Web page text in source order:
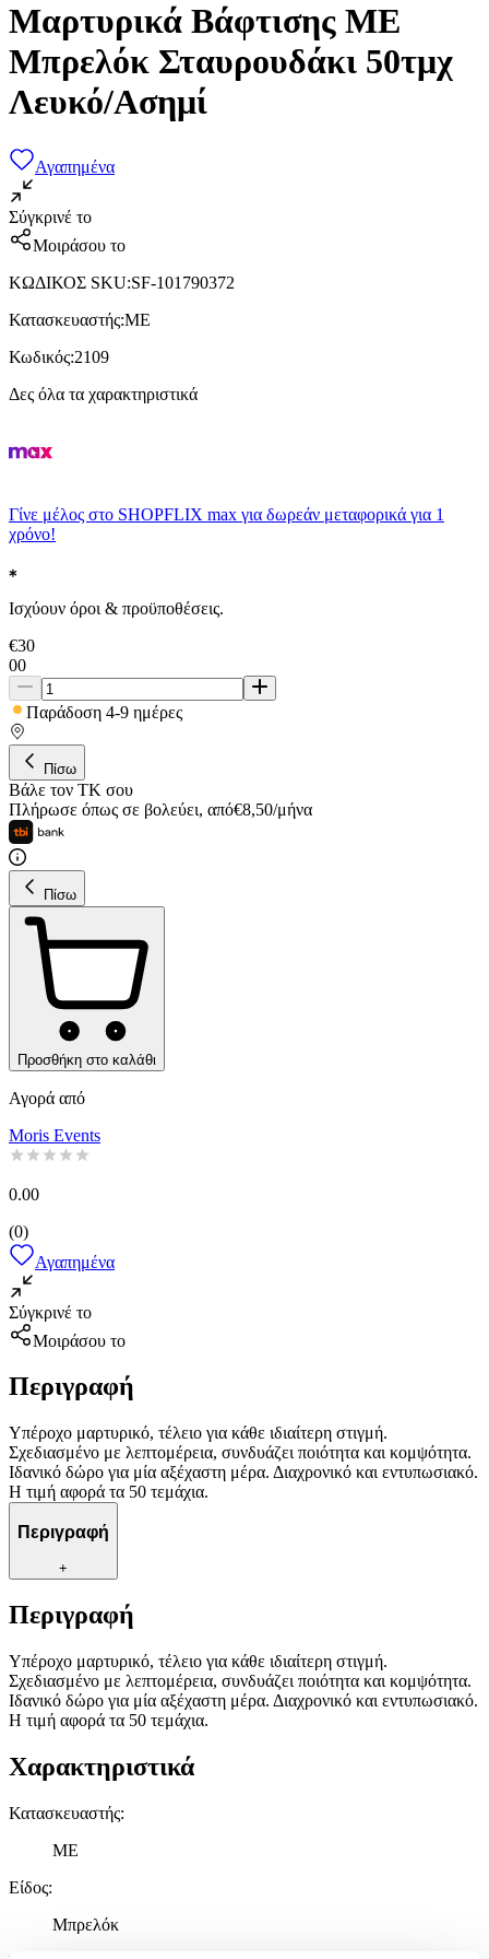
Μαρτυρικά Βάφτισης ME
Μπρελόκ Σταυρουδάκι 50τμχ
Λευκό/Ασημί
Αγαπημένα
Σύγκρινέ το
Μοιράσου το
ΚΩΔΙΚΟΣ SKU:SF-101790372
Κατασκευαστής:ME
Κωδικός:2109
Δες όλα τα χαρακτηριστικά
Γίνε μέλος στο SHOPFLIX max για δωρεάν μεταφορικά για 1
χρόνο!
Ισχύουν όροι & προϋποθέσεις.
€30
00
Παράδοση 4-9 ημέρες
Πίσω
Βάλε τον ΤΚ σου
Πλήρωσε όπως σε βολεύει, από€8,50/μήνα
Πίσω
Προσθήκη στο καλάθι
Αγορά από
Moris Events
0.00
(0)
Αγαπημένα
Σύγκρινέ το
Μοιράσου το
Περιγραφή
Υπέροχο μαρτυρικό, τέλειο για κάθε ιδιαίτερη στιγμή.
Σχεδιασμένο με λεπτομέρεια, συνδυάζει ποιότητα και κομψότητα.
Ιδανικό δώρο για μία αξέχαστη μέρα. Διαχρονικό και εντυπωσιακό.
Η τιμή αφορά τα 50 τεμάχια.
Περιγραφή
+
Περιγραφή
Υπέροχο μαρτυρικό, τέλειο για κάθε ιδιαίτερη στιγμή.
Σχεδιασμένο με λεπτομέρεια, συνδυάζει ποιότητα και κομψότητα.
Ιδανικό δώρο για μία αξέχαστη μέρα. Διαχρονικό και εντυπωσιακό.
Η τιμή αφορά τα 50 τεμάχια.
Χαρακτηριστικά
Κατασκευαστής:
ME
Είδος:
Μπρελόκ